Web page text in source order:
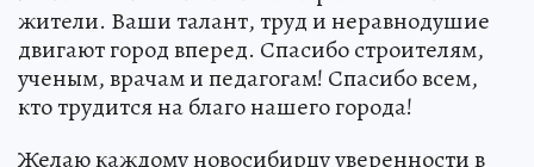
Главное богатство Новосибирска - это его
жители. Ваши талант, труд и неравнодушие
двигают город вперед. Спасибо строителям,
ученым, врачам и педагогам! Спасибо всем,
кто трудится на благо нашего города!